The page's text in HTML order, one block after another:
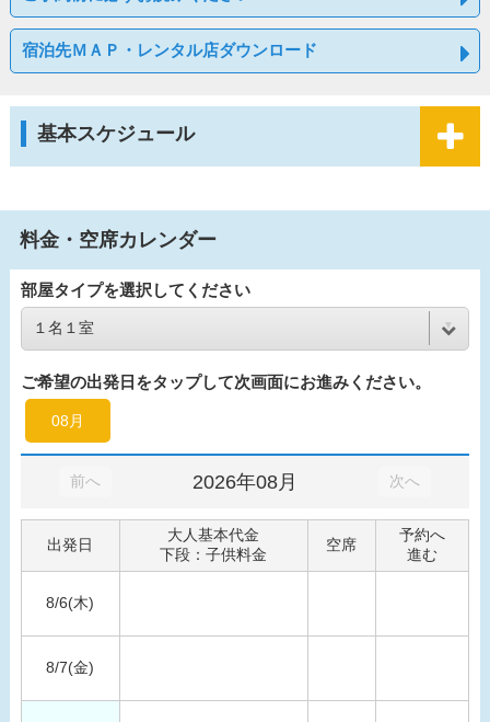
宿泊先ＭＡＰ・レンタル店ダウンロード
基本スケジュール
料金・空席カレンダー
部屋タイプを選択してください
ご希望の出発日をタップして次画面にお進みください。
08月
前へ 2026年08月 次へ
出発日
大人基本代金
下段：子供料金
空席
予約へ
進む
8/6(木)
8/7(金)